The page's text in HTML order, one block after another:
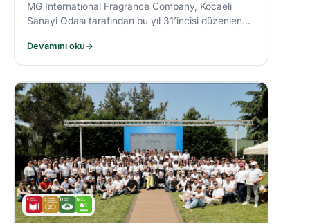
MG International Fragrance Company, Kocaeli
Sanayi Odası tarafından bu yıl 31’incisi düzenlenen
büyük ölçekli işletme kategorisinde "Çevre
Ödülü"nün sahibi oldu.
Devamını oku→